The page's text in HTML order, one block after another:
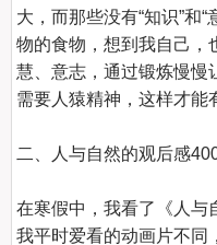
大，而那些没有“知识”和
物的食物，想到我自己，
慧、意志，通过锻炼慢慢
需要人猿精神，这样才能
二、人与自然的观后感
在寒假中，我看了《人与
我平时爱看的动画片不同